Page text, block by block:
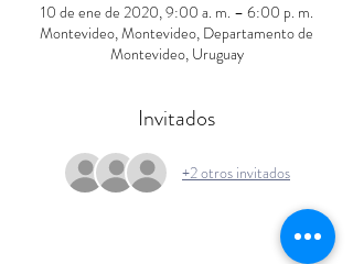
10 de ene de 2020, 9:00 a. m. – 6:00 p. m.
Montevideo, Montevideo, Departamento de
Montevideo, Uruguay
Invitados
+2 otros invitados